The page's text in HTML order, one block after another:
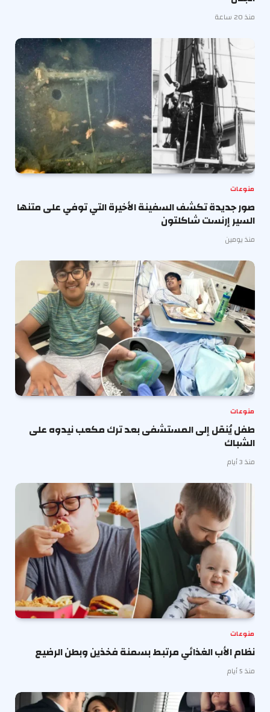
منذ 20 ساعة
منوعات
صور جديدة تكشف السفينة الأخيرة التي توفي على متنها
السير إرنست شاكلتون
منذ يومين
منوعات
طفل يُنقل إلى المستشفى بعد ترك مكعب نيدوه على
الشباك
منذ 3 أيام
منوعات
نظام الأب الغذائي مرتبط بسمنة فخذين وبطن الرضيع
منذ 5 أيام